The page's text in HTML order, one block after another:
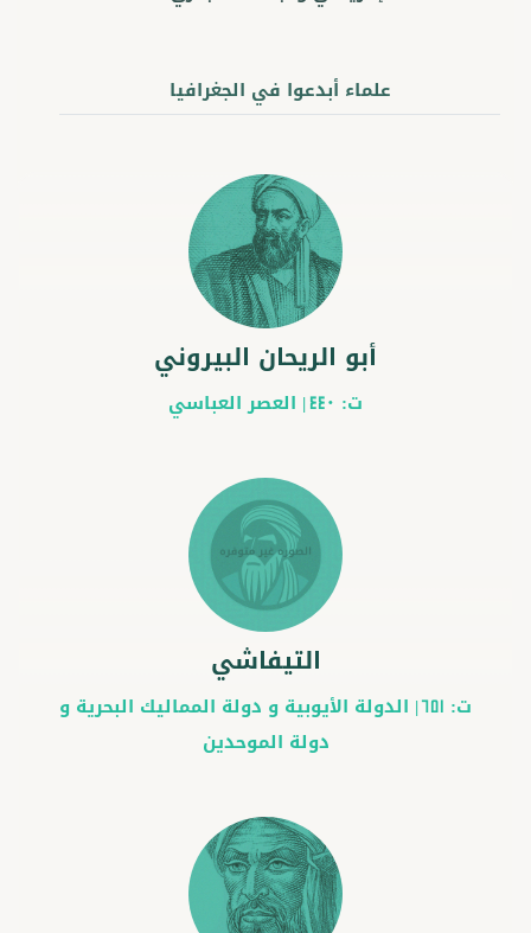
علماء أبدعوا في الجغرافيا
أبو الريحان البيروني
ت: 440
| العصر العباسي
التيفاشي
ت: 651
| الدولة الأيوبيةو دولة المماليك البحريةو
دولة الموحدين